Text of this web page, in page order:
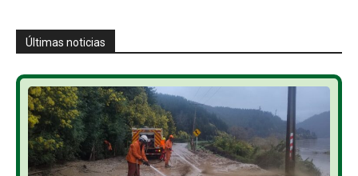
Últimas noticias